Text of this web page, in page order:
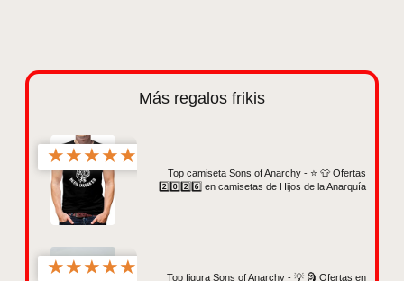
Más regalos frikis
★★★★★
Top camiseta Sons of Anarchy - ⭐️ 👕 Ofertas
2️⃣0️⃣2️⃣6️⃣ en camisetas de Hijos de la Anarquía
★★★★★
Top figura Sons of Anarchy - 💡 🗿 Ofertas en